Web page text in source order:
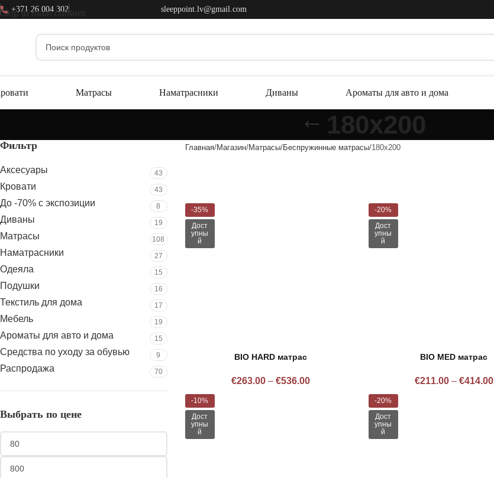
Skip to main content
+371 26 004 302 sleeppoint.lv@gmail.com
Матрасы Наматрасники Диваны Ароматы для авто и дома
180x200
Фильтр
Аксесуары 43
Кровати 43
До -70% с экспозиции 8
Диваны 19
Матрасы 108
Наматрасники 27
Одеяла 15
Подушки 16
Текстиль для дома 17
Мебель 19
Ароматы для авто и дома 15
Средства по уходу за обувью 9
Распродажа 70
Выбрать по цене
Главная Магазин Матрасы Беспружинные матрасы 180x200
-35%
Дост
упны
й
BIO HARD матрас
€263.00 – €536.00
-20%
Дост
упны
й
BIO MED матрас
€211.00 – €414.00
-10%
Дост
упны
й
-20%
Дост
упны
й